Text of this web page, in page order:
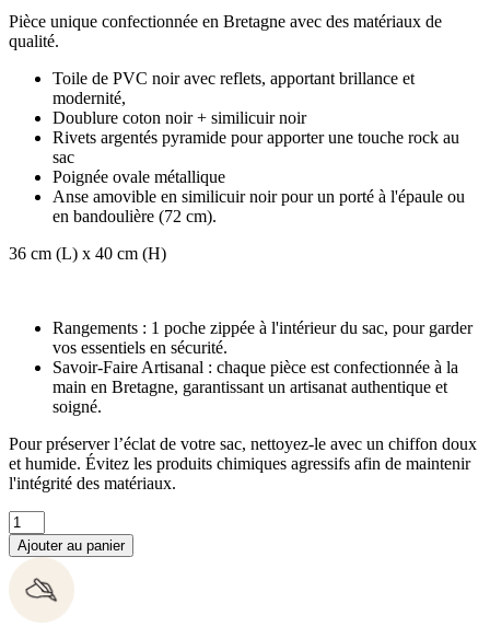
Pièce unique confectionnée en Bretagne avec des matériaux de
qualité.
Toile de PVC noir avec reflets, apportant brillance et
modernité,
Doublure coton noir + similicuir noir
Rivets argentés pyramide pour apporter une touche rock au
sac
Poignée ovale métallique
Anse amovible en similicuir noir pour un porté à l'épaule ou
en bandoulière (72 cm).
36 cm (L) x 40 cm (H)
Rangements : 1 poche zippée à l'intérieur du sac, pour garder
vos essentiels en sécurité.
Savoir-Faire Artisanal : chaque pièce est confectionnée à la
main en Bretagne, garantissant un artisanat authentique et
soigné.
Pour préserver l’éclat de votre sac, nettoyez-le avec un chiffon doux
et humide. Évitez les produits chimiques agressifs afin de maintenir
l'intégrité des matériaux.
Ajouter au panier